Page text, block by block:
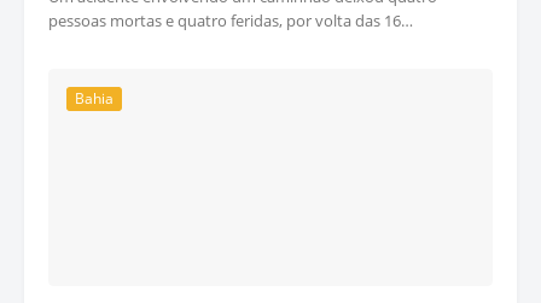
pessoas mortas e quatro feridas, por volta das 16…
Bahia